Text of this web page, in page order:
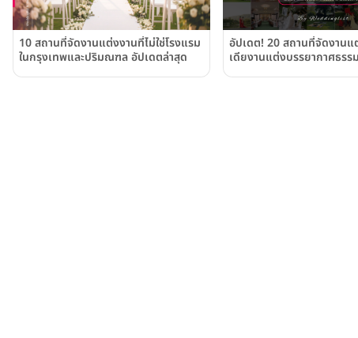
10 สถานที่จัดงานแต่งงานที่ไม่ใช่โรงแรม
ในกรุงเทพและปริมณฑล อัปเดตล่าสุด
อัปเดต! 20 สถานที่จัดงานแ
เดียงานแต่งบรรยากาศธรร